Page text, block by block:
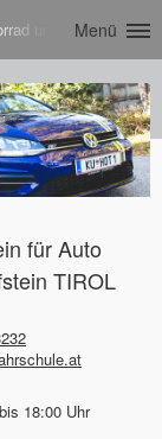
und LKW
Menü
für Auto
TIROL
18:00 Uhr